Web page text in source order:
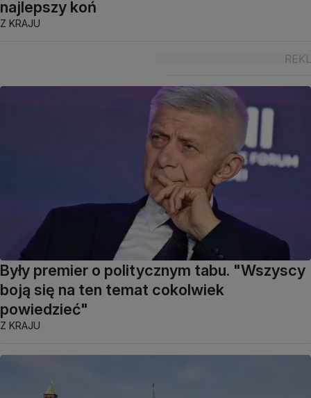
najlepszy koń
Z KRAJU
Były premier o politycznym tabu. "Wszyscy
boją się na ten temat cokolwiek
powiedzieć"
Z KRAJU